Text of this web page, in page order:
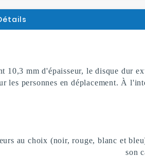
10,3 mm d'épaisseur, le disque dur
les personnes en déplacement. À
au choix (noir, rouge, blanc et
son